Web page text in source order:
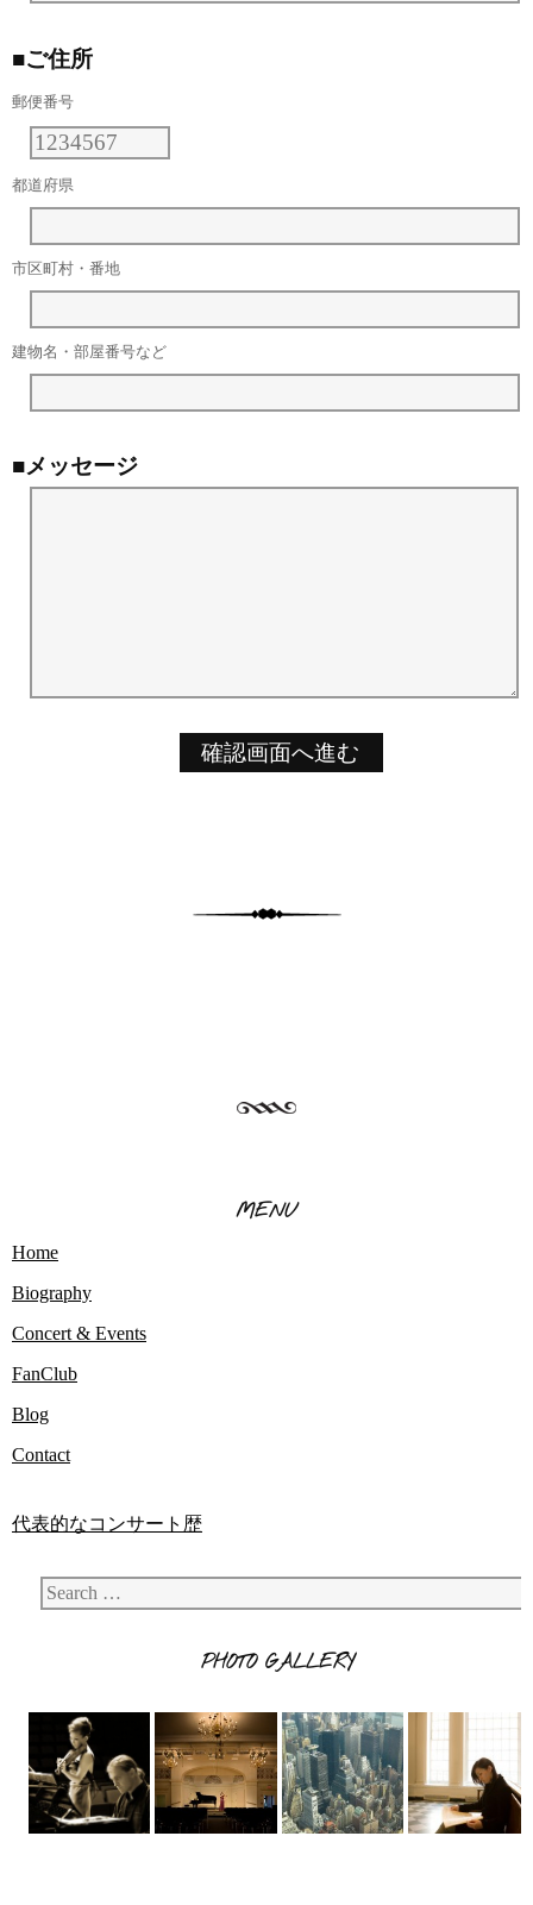
■ご住所
郵便番号
都道府県
市区町村・番地
建物名・部屋番号など
■メッセージ
MENU
Home
Biography
Concert & Events
FanClub
Blog
Contact
代表的なコンサート歴
Search
PHOTO GALLERY